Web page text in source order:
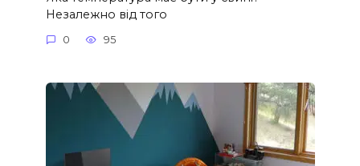
Незалежно від того
0 95